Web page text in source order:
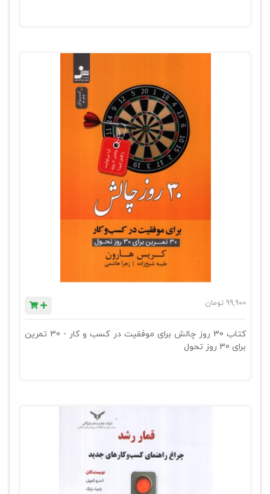
99,900 تومان
کتاب 30 روز چالش برای موفقیت در کسب و کار - 30 تمرین
برای 30 روز تحول